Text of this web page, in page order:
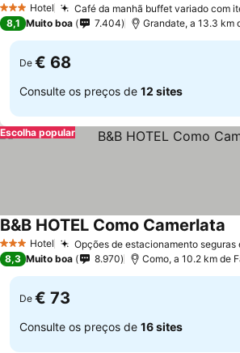
3 EstrelasHotel Café da manhã buffet variado com
8,1 Muito boa 7.404 Grandate, a 13.3 km
De € 68
Consulte os preços de 12 sites
Escolha popular
3 EstrelasHotel Opções de estacionamento seguras
B&B HOTEL Como Camerlata
8,3 Muito boa 8.970 Como, a 10.2 km de
De € 73
Consulte os preços de 16 sites